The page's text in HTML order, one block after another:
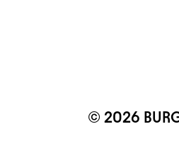
© 2026